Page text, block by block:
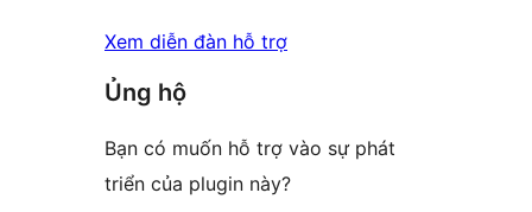
Xem diễn đàn hỗ trợ
Ủng hộ
Bạn có muốn hỗ trợ vào sự phát
triển của plugin này?